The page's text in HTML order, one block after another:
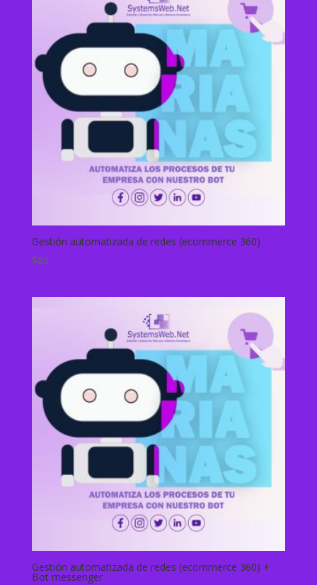
Gestión automatizada de redes (ecommerce 360)
$80
Gestión automatizada de redes (ecommerce 360) +
Bot messenger